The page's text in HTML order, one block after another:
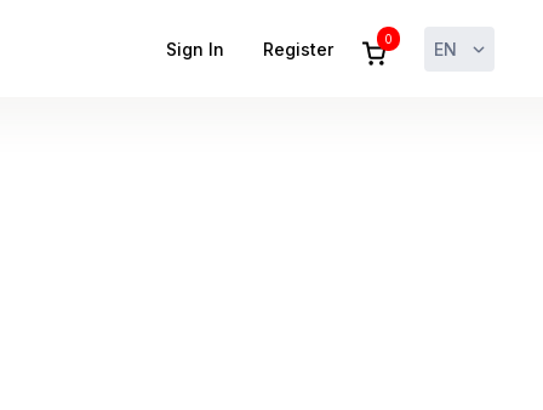
Sign In Register 0 EN